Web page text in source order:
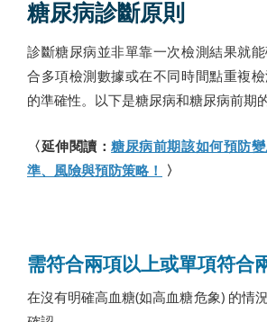
糖尿病診斷原則
診斷糖尿病並非單靠一次檢測結果就
合多項檢測數據或在不同時間點重複
的準確性。以下是糖尿病和糖尿病前期
〈延伸閱讀：糖尿病前期該如何預防
準、風險與預防策略！ 〉
需符合兩項以上或單項符合
在沒有明確高血糖(如高血糖危象) 的情